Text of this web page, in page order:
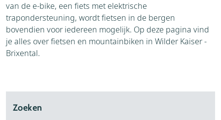
van de e-bike, een fiets met elektrische
trapondersteuning, wordt fietsen in de bergen
bovendien voor iedereen mogelijk. Op deze pagina vind
je alles over fietsen en mountainbiken in Wilder Kaiser -
Brixental.
Zoeken